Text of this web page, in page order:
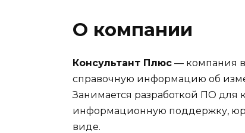
О компании
Консультант Плюс — компания в
справочную информацию об
Занимается разработкой ПО для
информационную поддержку,
виде.